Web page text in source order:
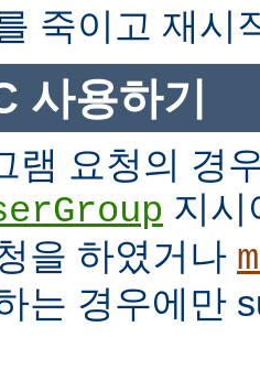
죽이고 재시
사용하기
램 요청의 경
지시
을 하였거나
는 경우에만